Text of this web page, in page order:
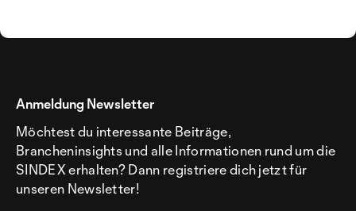
Anmeldung Newsletter
Möchtest du interessante Beiträge,
Brancheninsights und alle Informationen rund um die
SINDEX erhalten? Dann registriere dich jetzt für
unseren Newsletter!